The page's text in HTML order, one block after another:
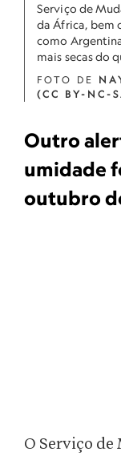
Serviço de
da África, bem
como
mais secas do
FOTO DE
(CC BY-NC-
Outro
umidade
outubro
O Serviço de